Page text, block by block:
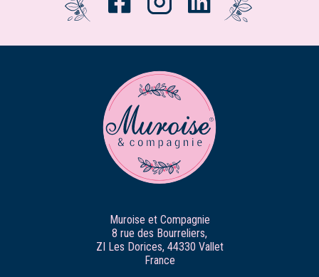
Muroise et Compagnie
8 rue des Bourreliers,
ZI Les Dorices, 44330 Vallet
France